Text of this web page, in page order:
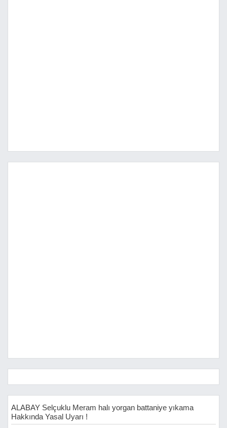
ALABAY Selçuklu Meram halı yorgan battaniye yıkama
Hakkında Yasal Uyarı !